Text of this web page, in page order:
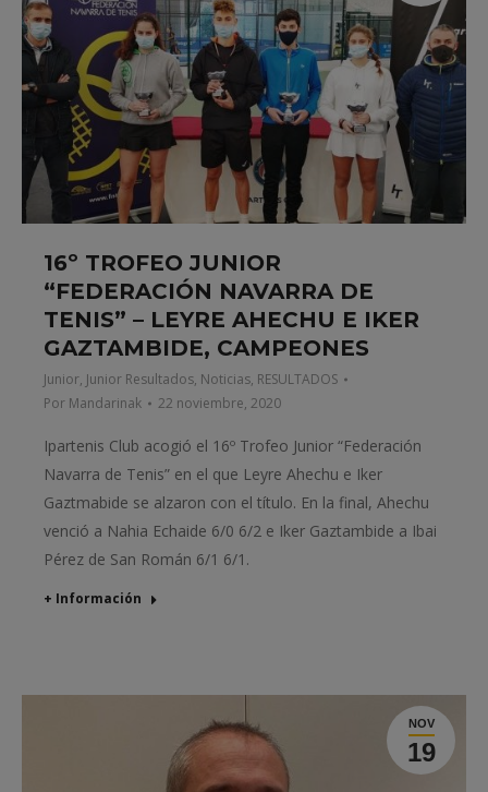
16º TROFEO JUNIOR
“FEDERACIÓN NAVARRA DE
TENIS” – LEYRE AHECHU E IKER
GAZTAMBIDE, CAMPEONES
Junior, Junior Resultados, Noticias, RESULTADOS
Por Mandarinak 22 noviembre, 2020
Ipartenis Club acogió el 16º Trofeo Junior “Federación
Navarra de Tenis” en el que Leyre Ahechu e Iker
Gaztmabide se alzaron con el título. En la final, Ahechu
venció a Nahia Echaide 6/0 6/2 e Iker Gaztambide a Ibai
Pérez de San Román 6/1 6/1.
+ Información
NOV
19